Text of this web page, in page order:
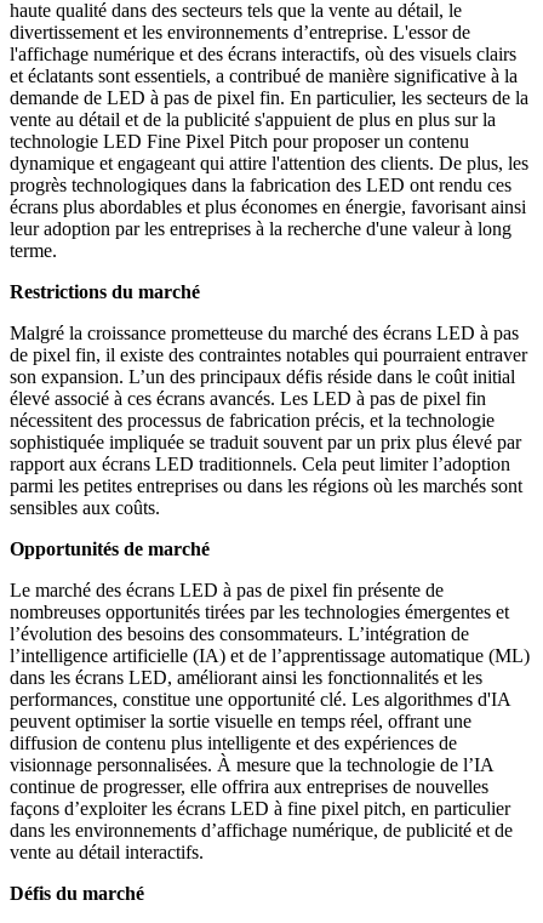
haute qualité dans des secteurs tels que la vente au détail, le
divertissement et les environnements d’entreprise. L'essor de
l'affichage numérique et des écrans interactifs, où des visuels clairs
et éclatants sont essentiels, a contribué de manière significative à la
demande de LED à pas de pixel fin. En particulier, les secteurs de la
vente au détail et de la publicité s'appuient de plus en plus sur la
technologie LED Fine Pixel Pitch pour proposer un contenu
dynamique et engageant qui attire l'attention des clients. De plus, les
progrès technologiques dans la fabrication des LED ont rendu ces
écrans plus abordables et plus économes en énergie, favorisant ainsi
leur adoption par les entreprises à la recherche d'une valeur à long
terme.
Restrictions du marché
Malgré la croissance prometteuse du marché des écrans LED à pas
de pixel fin, il existe des contraintes notables qui pourraient entraver
son expansion. L’un des principaux défis réside dans le coût initial
élevé associé à ces écrans avancés. Les LED à pas de pixel fin
nécessitent des processus de fabrication précis, et la technologie
sophistiquée impliquée se traduit souvent par un prix plus élevé par
rapport aux écrans LED traditionnels. Cela peut limiter l’adoption
parmi les petites entreprises ou dans les régions où les marchés sont
sensibles aux coûts.
Opportunités de marché
Le marché des écrans LED à pas de pixel fin présente de
nombreuses opportunités tirées par les technologies émergentes et
l’évolution des besoins des consommateurs. L’intégration de
l’intelligence artificielle (IA) et de l’apprentissage automatique (ML)
dans les écrans LED, améliorant ainsi les fonctionnalités et les
performances, constitue une opportunité clé. Les algorithmes d'IA
peuvent optimiser la sortie visuelle en temps réel, offrant une
diffusion de contenu plus intelligente et des expériences de
visionnage personnalisées. À mesure que la technologie de l’IA
continue de progresser, elle offrira aux entreprises de nouvelles
façons d’exploiter les écrans LED à fine pixel pitch, en particulier
dans les environnements d’affichage numérique, de publicité et de
vente au détail interactifs.
Défis du marché